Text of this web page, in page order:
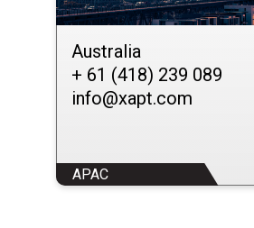
Australia
+ 61 (418) 239 089
info@xapt.com
APAC